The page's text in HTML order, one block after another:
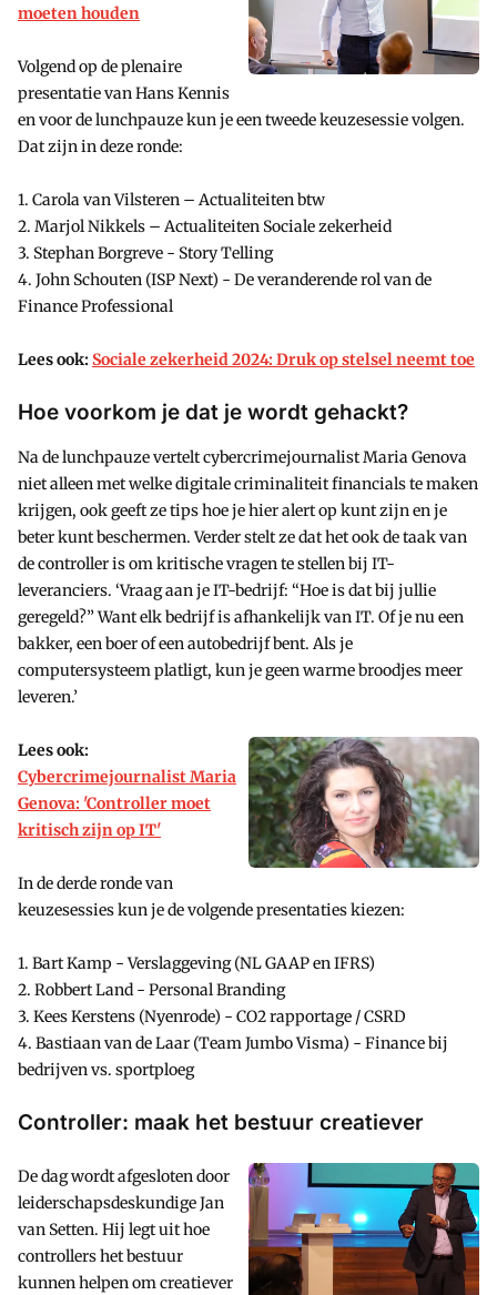
moeten houden
Volgend op de plenaire
presentatie van Hans Kennis
en voor de lunchpauze kun je een tweede keuzesessie volgen.
Dat zijn in deze ronde:
1. Carola van Vilsteren – Actualiteiten btw
2. Marjol Nikkels – Actualiteiten Sociale zekerheid
3. Stephan Borgreve - Story Telling
4. John Schouten (ISP Next) - De veranderende rol van de
Finance Professional
Lees ook:Sociale zekerheid 2024: Druk op stelsel neemt toe
Hoe voorkom je dat je wordt gehackt?
Na de lunchpauze vertelt cybercrimejournalist Maria Genova
niet alleen met welke digitale criminaliteit financials te maken
krijgen, ook geeft ze tips hoe je hier alert op kunt zijn en je
beter kunt beschermen. Verder stelt ze dat het ook de taak van
de controller is om kritische vragen te stellen bij IT-
leveranciers. ‘Vraag aan je IT-bedrijf: “Hoe is dat bij jullie
geregeld?” Want elk bedrijf is afhankelijk van IT. Of je nu een
bakker, een boer of een autobedrijf bent. Als je
computersysteem platligt, kun je geen warme broodjes meer
leveren.’
Lees ook:
Cybercrimejournalist Maria
Genova: 'Controller moet
kritisch zijn op IT'
In de derde ronde van
keuzesessies kun je de volgende presentaties kiezen:
1. Bart Kamp - Verslaggeving (NL GAAP en IFRS)
2. Robbert Land - Personal Branding
3. Kees Kerstens (Nyenrode) - CO2 rapportage / CSRD
4. Bastiaan van de Laar (Team Jumbo Visma) - Finance bij
bedrijven vs. sportploeg
Controller: maak het bestuur creatiever
De dag wordt afgesloten door
leiderschapsdeskundige Jan
van Setten. Hij legt uit hoe
controllers het bestuur
kunnen helpen om creatiever